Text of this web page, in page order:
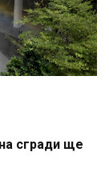
сгради ще